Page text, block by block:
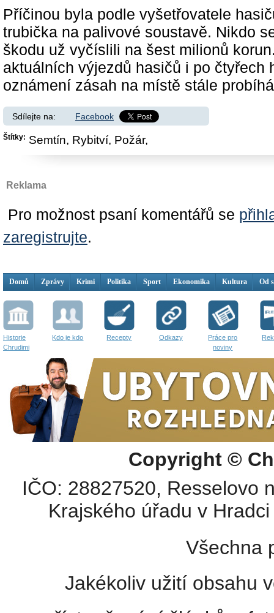
Příčinou byla podle vyšetřovatele
trubička na palivové soustavě. Nikdo
škodu už vyčíslili na šest milionů
aktuálních výjezdů hasičů i po čtyřech
oznámení zásah na místě stále
Sdílejte na: Facebook
Štítky: Semtín, Rybitví, Požár,
Reklama
Pro možnost psaní komentářů se
zaregistrujte.
Domů Zprávy Krimi Politika Sport Ekonomika Kultura Od
Historie
Chrudimi
Kdo je kdo Recepty Odkazy
Práce pro
noviny
Copyright ©
IČO: 28827520, Resselovo
Krajského úřadu v
Všechna
Jakékoliv užití obsahu